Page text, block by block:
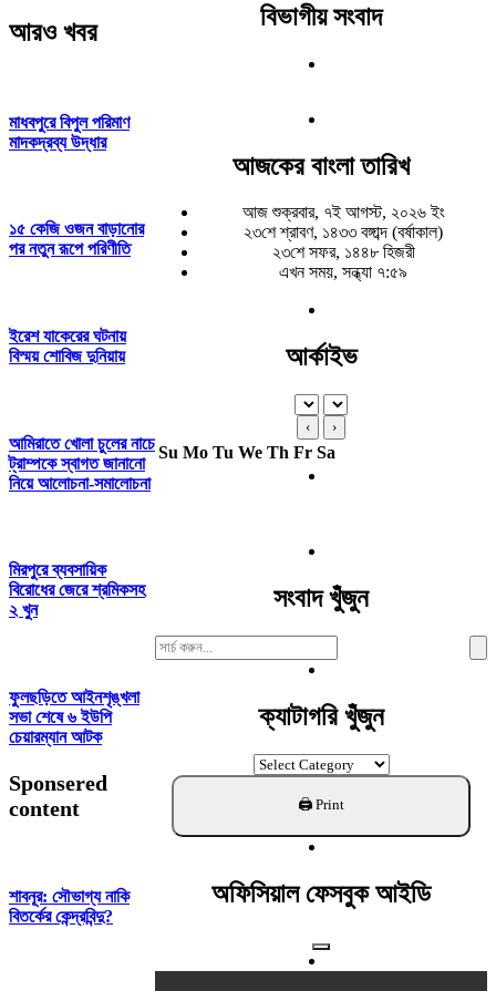
আরও খবর
মাধবপুরে বিপুল পরিমাণ
মাদকদ্রব্য উদ্ধার
১৫ কেজি ওজন বাড়ানোর
পর নতুন রূপে পরিণীতি
ইরেশ যাকেরের ঘটনায়
বিস্ময় শোবিজ দুনিয়ায়
আমিরাতে খোলা চুলের নাচে
ট্রাম্পকে স্বাগত জানানো
নিয়ে আলোচনা-সমালোচনা
মিরপুরে ব্যবসায়িক
বিরোধের জেরে শ্রমিকসহ
২ খুন
ফুলছড়িতে আইনশৃঙ্খলা
সভা শেষে ৬ ইউপি
চেয়ারম্যান আটক
Sponsered
content
শাবনূর: সৌভাগ্য নাকি
বিতর্কের কেন্দ্রবিন্দু?
বিভাগীয় সংবাদ
আজকের বাংলা তারিখ
আজ শুক্রবার, ৭ই আগস্ট, ২০২৬ ইং
২৩শে শ্রাবণ, ১৪৩৩ বঙ্গাব্দ (বর্ষাকাল)
২৩শে সফর, ১৪৪৮ হিজরী
এখন সময়, সন্ধ্যা ৭:৫৯
আর্কাইভ
‹ ›
Su Mo Tu We Th Fr Sa
সংবাদ খুঁজুন
Search
For:
ক্যাটাগরি খুঁজুন
ক্যাটাগরি
খুঁজুন
অফিসিয়াল ফেসবুক আইডি